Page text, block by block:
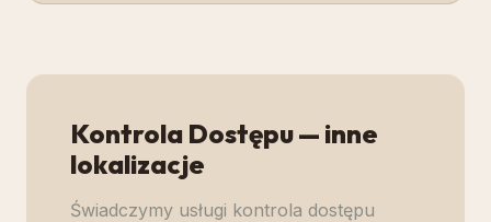
Kontrola Dostępu— inne
lokalizacje
Świadczymy usługi kontrola dostępu